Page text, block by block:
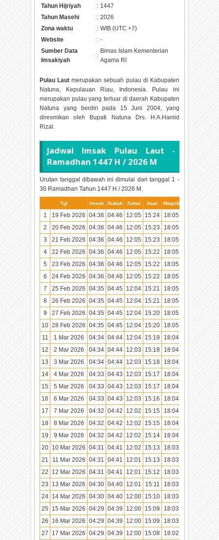
Tahun Hijriyah : 1447
Tahun Masehi
: 2026
Zona waktu
: WIB (UTC +7)
Website
: -
Sumber Data
Imsakiyah
:
Bimas Islam Kementerian
Agama RI
Pulau Laut merupakan sebuah pulau di Kabupaten
Natuna, Kepulauan Riau, Indonesia. Pulau ini
merupakan pulau yang terluar di daerah Kabupaten
Natuna yang berdiri pada 15 Juni 2004, yang
diresmikan oleh Bupati Natuna Drs. H.A.Hamid
Rizal.
Jadwal Imsak Pulau Laut -
Ramadhan 1447 H / 2026 M
Urutan tanggal dibawah ini dimulai dari tanggal 1 -
30 Ramadhan Tahun 1447 H / 2026 M.
Tgl Imsak Subuh Zuhur Asar Magrib Isya
1 19 Feb 2026 04:36 04:46 12:05 15:24 18:05
19:14
2
20 Feb 2026 04:36 04:46 12:05 15:23 18:05
19:14
3
21 Feb 2026 04:36 04:46 12:05 15:23 18:05
19:14
4
22 Feb 2026 04:36 04:46 12:05 15:22 18:05
19:14
5
23 Feb 2026 04:36 04:46 12:05 15:22 18:05
19:14
6
24 Feb 2026 04:36 04:46 12:05 15:22 18:05
19:14
7
25 Feb 2026 04:35 04:45 12:04 15:21 18:05
19:14
8
26 Feb 2026 04:35 04:45 12:04 15:21 18:05
19:13
9
27 Feb 2026 04:35 04:45 12:04 15:20 18:05
19:13
10 28 Feb 2026 04:35 04:45 12:04 15:20 18:05
19:13
11
1 Mar 2026 04:34 04:44 12:04 15:19 18:04
19:13
12
2 Mar 2026 04:34 04:44 12:03 15:18 18:04
19:13
13
3 Mar 2026 04:34 04:44 12:03 15:18 18:04
19:13
14
4 Mar 2026 04:33 04:43 12:03 15:17 18:04
19:13
15
5 Mar 2026 04:33 04:43 12:03 15:17 18:04
19:13
16
6 Mar 2026 04:33 04:43 12:03 15:16 18:04
19:12
17
7 Mar 2026 04:32 04:42 12:02 15:15 18:04
19:12
18
8 Mar 2026 04:32 04:42 12:02 15:15 18:04
19:12
19
9 Mar 2026 04:32 04:42 12:02 15:14 18:04
19:12
20 10 Mar 2026 04:31 04:41 12:02 15:13 18:03
19:12
21
11 Mar 2026 04:31 04:41 12:01 15:13 18:03
19:12
22
12 Mar 2026 04:31 04:41 12:01 15:12 18:03
19:11
23
13 Mar 2026 04:30 04:40 12:01 15:11 18:03
19:11
24 14 Mar 2026 04:30 04:40 12:00 15:10 18:03
19:11
25
15 Mar 2026 04:29 04:39 12:00 15:09 18:03
19:11
26
16 Mar 2026 04:29 04:39 12:00 15:09 18:03
19:11
27
17 Mar 2026 04:29 04:39 12:00 15:08 18:02
19:11